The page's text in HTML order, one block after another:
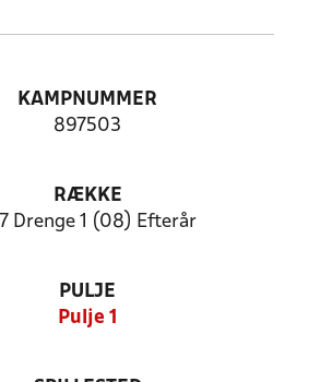
KAMPNUMMER
897503
RÆKKE
Drenge 1 (08) Efterår
PULJE
Pulje 1